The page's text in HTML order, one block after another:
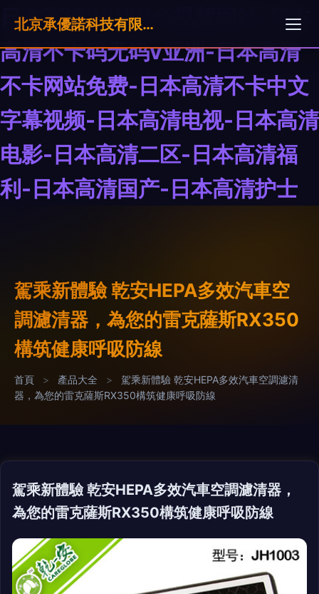
日本高清WWW色视频网站-日本
高清不卡码无码v亚洲-日本高清
不卡网站免费-日本高清不卡中文
字幕视频-日本高清电视-日本高清
电影-日本高清二区-日本高清福
利-日本高清国产-日本高清护士
北京承優諾科技有限公司
駕乘新體驗 乾安HEPA多效汽車空
調濾清器，為您的雷克薩斯RX350
構筑健康呼吸防線
首頁 > 產品大全 >
駕乘新體驗 乾安HEPA多效汽車空調濾清
器，為您的雷克薩斯RX350構筑健康呼吸防線
駕乘新體驗 乾安HEPA多效汽車空調濾清器，
為您的雷克薩斯RX350構筑健康呼吸防線